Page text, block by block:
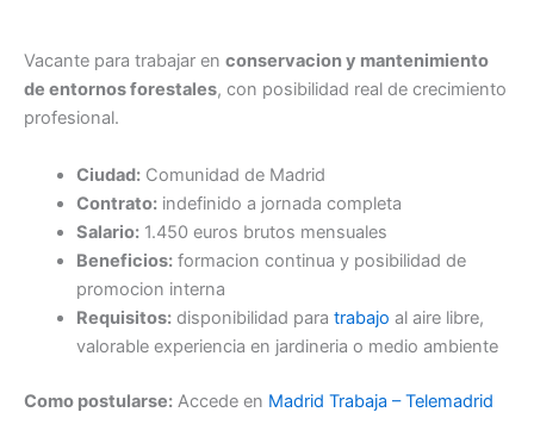
Vacante para trabajar en conservacion y mantenimiento
de entornos forestales, con posibilidad real de crecimiento
profesional.
Ciudad:Comunidad de Madrid
Contrato:indefinido a jornada completa
Salario:1.450 euros brutos mensuales
Beneficios:formacion continua y posibilidad de
promocion interna
Requisitos:disponibilidad para trabajo al aire libre,
valorable experiencia en jardineria o medio ambiente
Como postularse: Accede en Madrid Trabaja – Telemadrid